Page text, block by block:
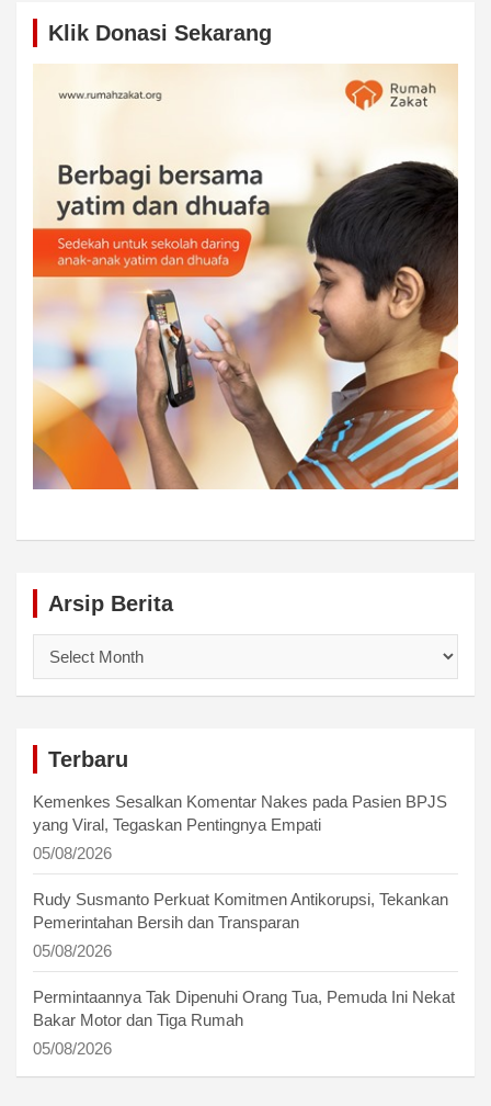
Klik Donasi Sekarang
Arsip Berita
Berita
Terbaru
Kemenkes Sesalkan Komentar Nakes pada Pasien BPJS
yang Viral, Tegaskan Pentingnya Empati
05/08/2026
Rudy Susmanto Perkuat Komitmen Antikorupsi, Tekankan
Pemerintahan Bersih dan Transparan
05/08/2026
Permintaannya Tak Dipenuhi Orang Tua, Pemuda Ini Nekat
Bakar Motor dan Tiga Rumah
05/08/2026